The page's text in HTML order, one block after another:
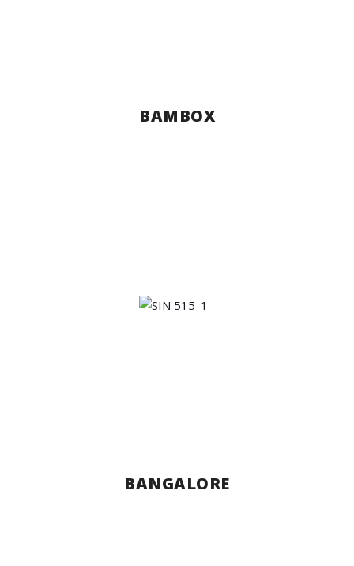
BAMBOX
BANGALORE